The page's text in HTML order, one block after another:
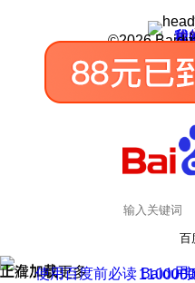
我
我
皮
用
©2026
百
正在加载
上滑加载更多 用
使用百度前必读 Baidu
京公网安备